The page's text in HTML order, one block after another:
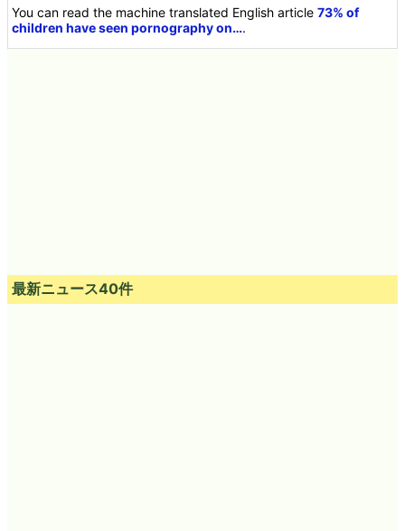
You can read the machine translated English article73% of
children have seen pornography on….
最新ニュース40件